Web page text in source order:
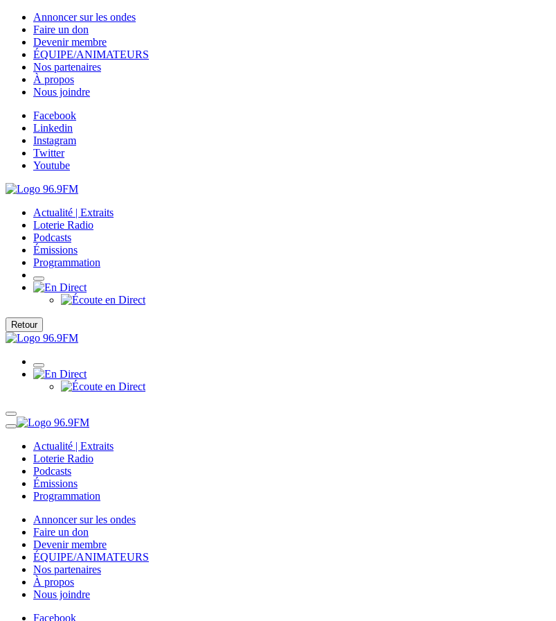
Annoncer sur les ondes
Faire un don
Devenir membre
ÉQUIPE/ANIMATEURS
Nos partenaires
À propos
Nous joindre
Facebook
Linkedin
Instagram
Twitter
Youtube
Actualité | Extraits
Loterie Radio
Podcasts
Émissions
Programmation
Retour
Actualité | Extraits
Loterie Radio
Podcasts
Émissions
Programmation
Annoncer sur les ondes
Faire un don
Devenir membre
ÉQUIPE/ANIMATEURS
Nos partenaires
À propos
Nous joindre
Facebook